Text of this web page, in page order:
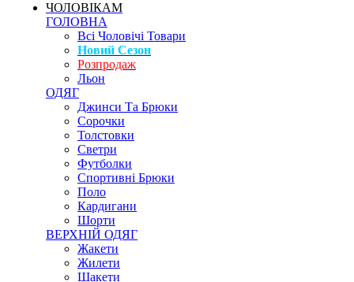
ЧОЛОВІКАМ
ГОЛОВНА
Всі Чоловічі Товари
Новий Сезон
Розпродаж
Льон
ОДЯГ
Джинси Та Брюки
Сорочки
Толстовки
Светри
Футболки
Спортивні Брюки
Поло
Кардигани
Шорти
ВЕРХНІЙ ОДЯГ
Жакети
Жилети
Шакети